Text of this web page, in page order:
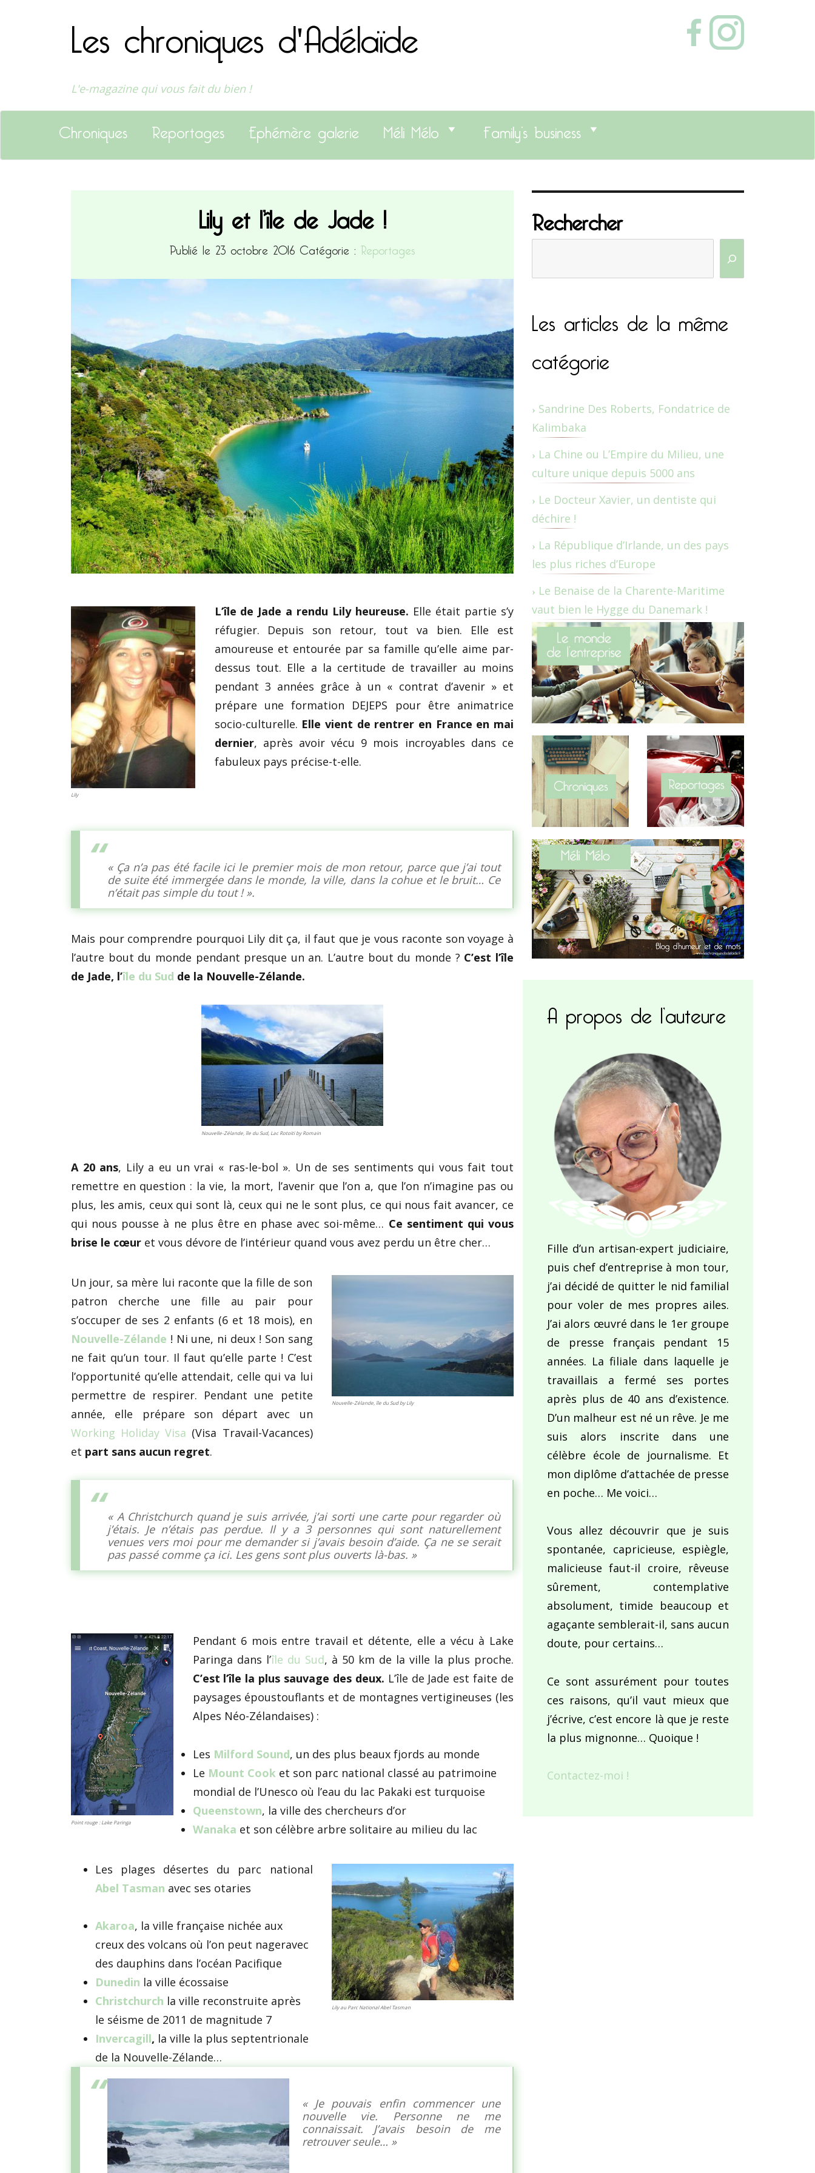
Les chroniques d'Adélaïde
L'e-magazine qui vous fait du bien !
Chroniques Reportages Ephémère galerie Méli Mélo Family’s business
Lily et l’île de Jade !
Publié le 23 octobre 2016 Catégorie : Reportages
Lily
L’île de Jade a rendu Lily heureuse. Elle était partie s’y
réfugier. Depuis son retour, tout va bien. Elle est
amoureuse et entourée par sa famille qu’elle aime par-
dessus tout. Elle a la certitude de travailler au moins
pendant 3 années grâce à un « contrat d’avenir » et
prépare une formation DEJEPS pour être animatrice
socio-culturelle. Elle vient de rentrer en France en mai
dernier, après avoir vécu 9 mois incroyables dans ce
fabuleux pays précise-t-elle.
« Ça n’a pas été facile ici le premier mois de mon retour, parce que j’ai tout
de suite été immergée dans le monde, la ville, dans la cohue et le bruit… Ce
n’était pas simple du tout ! ».
Mais pour comprendre pourquoi Lily dit ça, il faut que je vous raconte son voyage à
l’autre bout du monde pendant presque un an. L’autre bout du monde ? C’est l’île
de Jade, l’île du Sud de la Nouvelle-Zélande.
Nouvelle-Zélande, île du Sud, Lac Rotoiti by Romain
A 20 ans, Lily a eu un vrai « ras-le-bol ». Un de ses sentiments qui vous fait tout
remettre en question : la vie, la mort, l’avenir que l’on a, que l’on n’imagine pas ou
plus, les amis, ceux qui sont là, ceux qui ne le sont plus, ce qui nous fait avancer, ce
qui nous pousse à ne plus être en phase avec soi-même… Ce sentiment qui vous
brise le cœur et vous dévore de l’intérieur quand vous avez perdu un être cher…
Nouvelle-Zélande, île du Sud by Lily
Un jour, sa mère lui raconte que la fille de son
patron cherche une fille au pair pour
s’occuper de ses 2 enfants (6 et 18 mois), en
Nouvelle-Zélande ! Ni une, ni deux ! Son sang
ne fait qu’un tour. Il faut qu’elle parte ! C’est
l’opportunité qu’elle attendait, celle qui va lui
permettre de respirer. Pendant une petite
année, elle prépare son départ avec un
Working Holiday Visa (Visa Travail-Vacances)
et part sans aucun regret.
« A Christchurch quand je suis arrivée, j’ai sorti une carte pour regarder où
j’étais. Je n’étais pas perdue. Il y a 3 personnes qui sont naturellement
venues vers moi pour me demander si j’avais besoin d’aide. Ça ne se serait
pas passé comme ça ici. Les gens sont plus ouverts là-bas. »
Point rouge : Lake Paringa
Pendant 6 mois entre travail et détente, elle a vécu à Lake
Paringa dans l’île du Sud, à 50 km de la ville la plus proche.
C’est l’île la plus sauvage des deux. L’île de Jade est faite de
paysages époustouflants et de montagnes vertigineuses (les
Alpes Néo-Zélandaises) :
Les Milford Sound, un des plus beaux fjords au monde
Le Mount Cook et son parc national classé au patrimoine
mondial de l’Unesco où l’eau du lac Pakaki est turquoise
Queenstown, la ville des chercheurs d’or
Wanaka et son célèbre arbre solitaire au milieu du lac
Lily au Parc National Abel Tasman
Les plages désertes du parc national
Abel Tasman avec ses otaries
Akaroa, la ville française nichée aux
creux des volcans où l’on peut nageravec
des dauphins dans l’océan Pacifique
Dunedin la ville écossaise
Christchurch la ville reconstruite après
le séisme de 2011 de magnitude 7
Invercagill, la ville la plus septentrionale
de la Nouvelle-Zélande…
« Je pouvais enfin commencer une
nouvelle vie. Personne ne me
connaissait. J’avais besoin de me
retrouver seule… »
Rechercher
Les articles de la même
catégorie
Sandrine Des Roberts, Fondatrice de
Kalimbaka
La Chine ou L’Empire du Milieu, une
culture unique depuis 5000 ans
Le Docteur Xavier, un dentiste qui
déchire !
La République d’Irlande, un des pays
les plus riches d’Europe
Le Benaise de la Charente-Maritime
vaut bien le Hygge du Danemark !
A propos de l’auteure
Fille d’un artisan-expert judiciaire,
puis chef d’entreprise à mon tour,
j’ai décidé de quitter le nid familial
pour voler de mes propres ailes.
J’ai alors œuvré dans le 1er groupe
de presse français pendant 15
années. La filiale dans laquelle je
travaillais a fermé ses portes
après plus de 40 ans d’existence.
D’un malheur est né un rêve. Je me
suis alors inscrite dans une
célèbre école de journalisme. Et
mon diplôme d’attachée de presse
en poche… Me voici…
Vous allez découvrir que je suis
spontanée, capricieuse, espiègle,
malicieuse faut-il croire, rêveuse
sûrement, contemplative
absolument, timide beaucoup et
agaçante semblerait-il, sans aucun
doute, pour certains…
Ce sont assurément pour toutes
ces raisons, qu’il vaut mieux que
j’écrive, c’est encore là que je reste
la plus mignonne… Quoique !
Contactez-moi !